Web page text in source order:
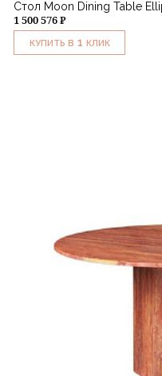
Стол Moon Dining Table
1 500 576 ₽
КУПИТЬ В 1 КЛИК